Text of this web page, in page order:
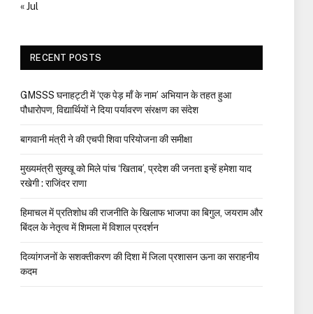
« Jul
RECENT POSTS
GMSSS घनाहट्टी में ‘एक पेड़ माँ के नाम’ अभियान के तहत हुआ
पौधारोपण, विद्यार्थियों ने दिया पर्यावरण संरक्षण का संदेश
बागवानी मंत्री ने की एचपी शिवा परियोजना की समीक्षा
मुख्यमंत्री सुक्खू को मिले पांच ‘खिताब’, प्रदेश की जनता इन्हें हमेशा याद
रखेगी : राजिंदर राणा
हिमाचल में प्रतिशोध की राजनीति के खिलाफ भाजपा का बिगुल, जयराम और
बिंदल के नेतृत्व में शिमला में विशाल प्रदर्शन
दिव्यांगजनों के सशक्तीकरण की दिशा में जिला प्रशासन ऊना का सराहनीय
कदम